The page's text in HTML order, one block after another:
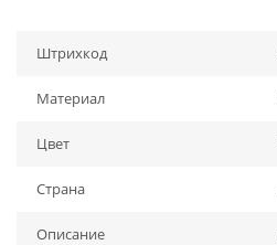
Штрихкод
Материал
Цвет
Страна
Описание